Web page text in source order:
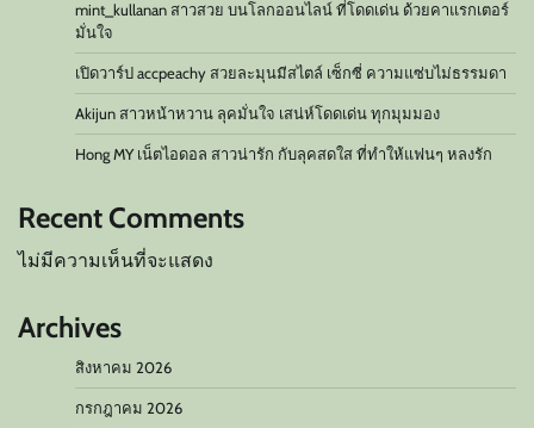
mint_kullanan สาวสวย บนโลกออนไลน์ ที่โดดเด่น ด้วยคาแรกเตอร์
มั่นใจ
เปิดวาร์ป accpeachy สวยละมุนมีสไตล์ เซ็กซี่ ความแซ่บไม่ธรรมดา
Akijun สาวหน้าหวาน ลุคมั่นใจ เสน่ห์โดดเด่น ทุกมุมมอง
Hong MY เน็ตไอดอล สาวน่ารัก กับลุคสดใส ที่ทำให้แฟนๆ หลงรัก
Recent Comments
ไม่มีความเห็นที่จะแสดง
Archives
สิงหาคม 2026
กรกฎาคม 2026